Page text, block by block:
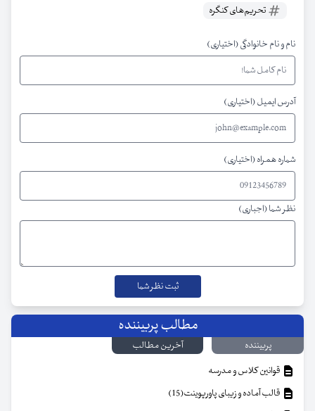
تحریم‌های کنگره
نام و نام خانوادگی (اختیاری)
آدرس ایمیل (اختیاری)
شماره همراه (اختیاری)
نظر شما (اجباری)
مطالب پربیننده
پربیننده
آخرین مطالب
قوانین کلاس و مدرسه
قالب آماده و زیبای پاورپوینت(15)